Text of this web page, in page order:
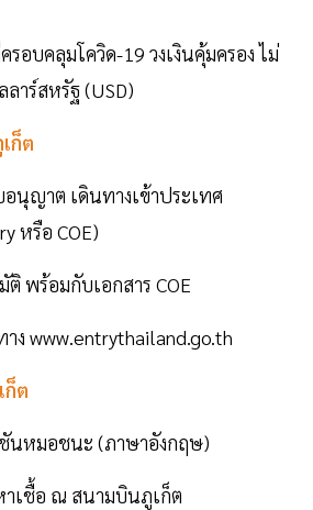
อบคลุมโควิด-19 วงเงินคุ้มครอง ไม่
าร์สหรัฐ (USD)
ก็ต
อนุญาต เดินทางเข้าประเทศ
หรือ COE)
พร้อมกับเอกสาร COE
ง www.entrythailand.go.th
ก็ต
นหมอชนะ (ภาษาอังกฤษ)
าเชื้อ ณ สนามบินภูเก็ต